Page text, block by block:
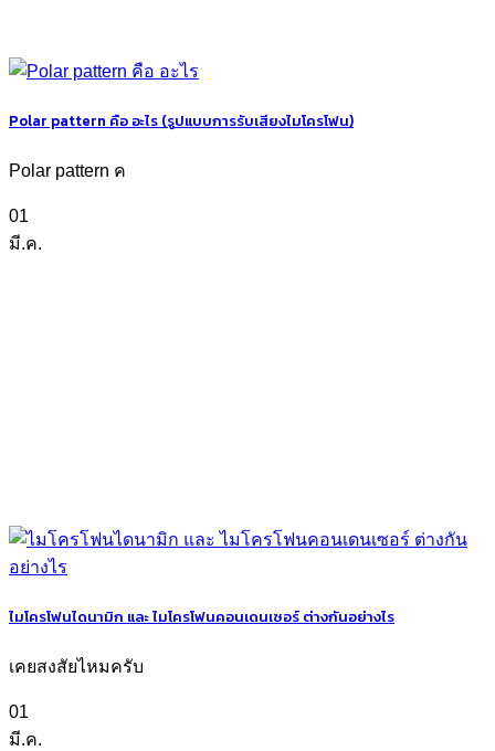
Polar pattern คือ อะไร (รูปแบบการรับเสียงไมโครโฟน)
Polar pattern ค
01
มี.ค.
ไมโครโฟนไดนามิก และ ไมโครโฟนคอนเดนเซอร์ ต่างกันอย่างไร
เคยสงสัยไหมครับ
01
มี.ค.